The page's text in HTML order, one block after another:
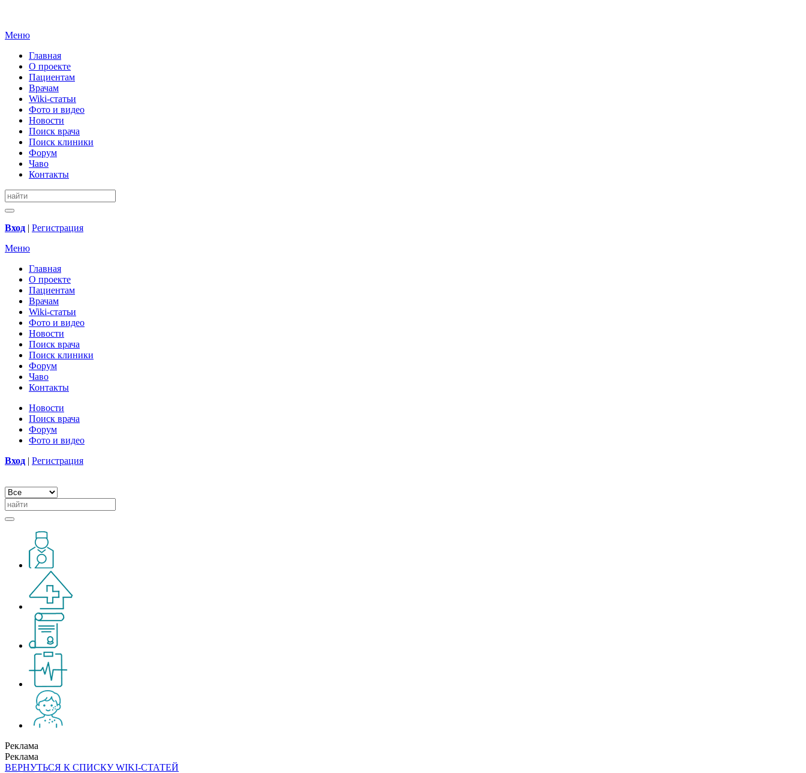
Меню
Главная
О проекте
Пациентам
Врачам
Wiki-статьи
Фото и видео
Новости
Поиск врача
Поиск клиники
Форум
Чаво
Контакты
Вход | Регистрация
Меню
Главная
О проекте
Пациентам
Врачам
Wiki-статьи
Фото и видео
Новости
Поиск врача
Поиск клиники
Форум
Чаво
Контакты
Новости
Поиск врача
Форум
Фото и видео
Вход | Регистрация
Реклама
Реклама
ВЕРНУТЬСЯ К СПИСКУ WIKI-СТАТЕЙ